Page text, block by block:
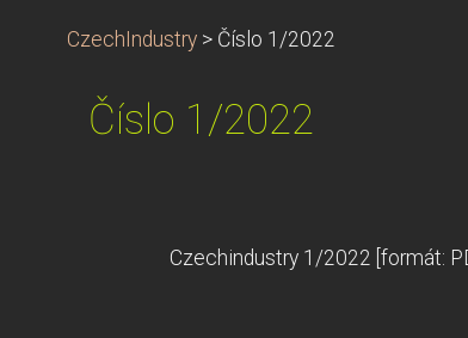
CzechIndustry > Číslo 1/2022
Číslo 1/2022
Czechindustry 1/2022 [formát: